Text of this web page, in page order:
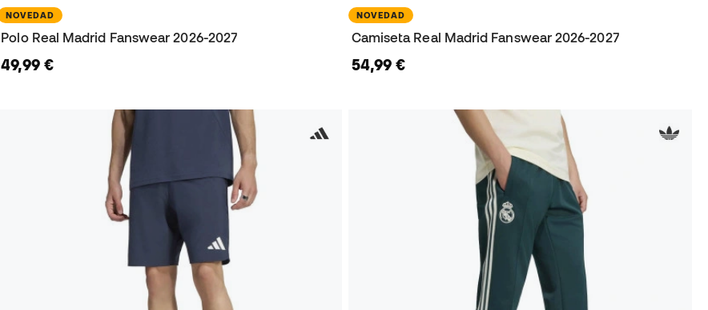
NOVEDAD
Polo Real Madrid Fanswear 2026-2027
49,99 €
NOVEDAD
Camiseta Real Madrid Fanswear 2026-2027
54,99 €